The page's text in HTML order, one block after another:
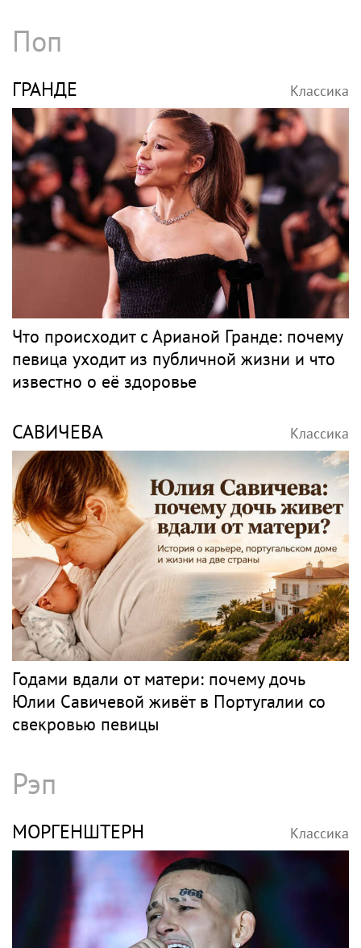
Поп
ГРАНДЕ Классика
Что происходит с Арианой Гранде: почему
певица уходит из публичной жизни и что
известно о её здоровье
САВИЧЕВА Классика
Годами вдали от матери: почему дочь
Юлии Савичевой живёт в Португалии со
свекровью певицы
Рэп
МОРГЕНШТЕРН Классика